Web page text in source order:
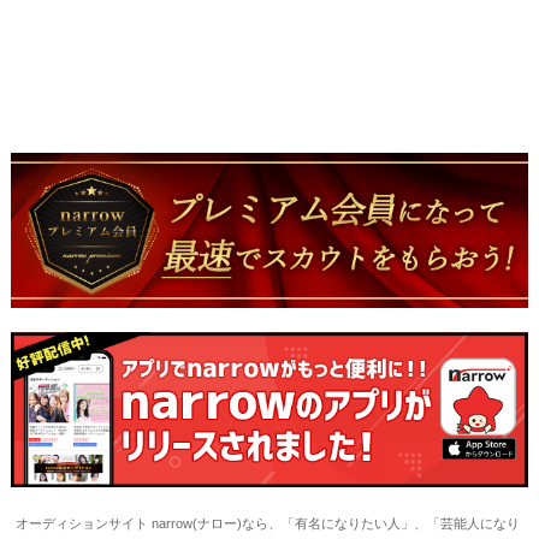
オーディションサイト narrow(ナロー)なら、「有名になりたい人」、「芸能人になり